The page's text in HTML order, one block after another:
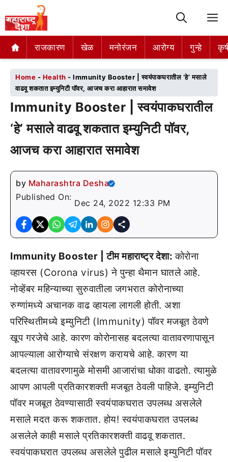
राजकारण खेळ मनोरंजन आरोग्य गुन्हे
राजकारण खेळ मनोरंजन आरोग्य गुन्हे
Home - Health - Immunity Booster | स्वयंपाकघरातील ‘हे’ मसाले
वाढवू शकतात इम्युनिटी पॉवर, आजच करा आहारात समावेश
Immunity Booster | स्वयंपाकघरातील
‘हे’ मसाले वाढवू शकतात इम्युनिटी पॉवर,
आजच करा आहारात समावेश
by Maharashtra Desha
Published On:
Dec 24, 2022 12:33 PM
Immunity Booster | टीम महाराष्ट्र देशा:कोरोना
व्हायरस (Corona virus) ने पुन्हा थैमान घातले आहे.
नोव्हेंबर महिन्याच्या सुरुवातीला जगभरात कोरोनाच्या
रुग्णांमध्ये अचानक वाढ व्हायला लागली होती. अशा
परिस्थितीमध्ये इम्युनिटी (Immunity) पॉवर मजबूत ठेवणे
खूप गरजेचे आहे. कारण कोरोनासह बदलत्या वातावरणापासून
आपल्याला आरोग्याचे संरक्षण करायचे आहे. कारण या
बदलत्या वातावरणामुळे मोसमी आजारांचा धोका वाढतो. त्यामुळे
आपण आपली प्रतिकारशक्ती मजबूत ठेवली पाहिजे. इम्युनिटी
पॉवर मजबूत ठेवण्यासाठी स्वयंपाकघरात उपलब्ध असलेले
मसाले मदत करू शकतात. होय! स्वयंपाकघरात उपलब्ध
असलेले काही मसाले प्रतिकारशक्ती वाढवू शकतात.
स्वयंपाकघरात उपलब्ध असलेले पुढील मसाले इम्युनिटी पॉवर